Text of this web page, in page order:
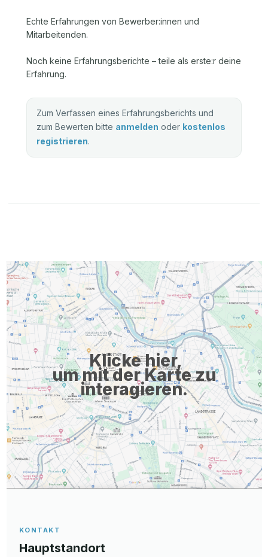
Echte Erfahrungen von Bewerber:innen und
Mitarbeitenden.
Noch keine Erfahrungsberichte – teile als erste:r deine
Erfahrung.
Zum Verfassen eines Erfahrungsberichts und
zum Bewerten bitte anmelden oder kostenlos
registrieren.
Klicke hier,
um mit der Karte zu
interagieren.
KONTAKT
Hauptstandort